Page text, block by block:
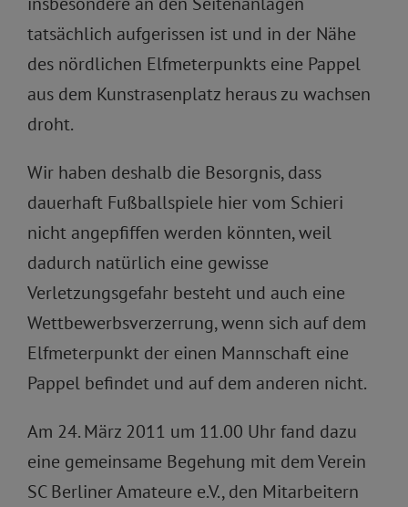
tatsächlich aufgerissen ist und in der Nähe
des nördlichen Elfmeterpunkts eine Pappel
aus dem Kunstrasenplatz heraus zu wachsen
droht.
Wir haben deshalb die Besorgnis, dass
dauerhaft Fußballspiele hier vom Schieri
nicht angepfiffen werden könnten, weil
dadurch natürlich eine gewisse
Verletzungsgefahr besteht und auch eine
Wettbewerbsverzerrung, wenn sich auf dem
Elfmeterpunkt der einen Mannschaft eine
Pappel befindet und auf dem anderen nicht.
Am 24. März 2011 um 11.00 Uhr fand dazu
eine gemeinsame Begehung mit dem Verein
SC Berliner Amateure e.V., den Mitarbeitern